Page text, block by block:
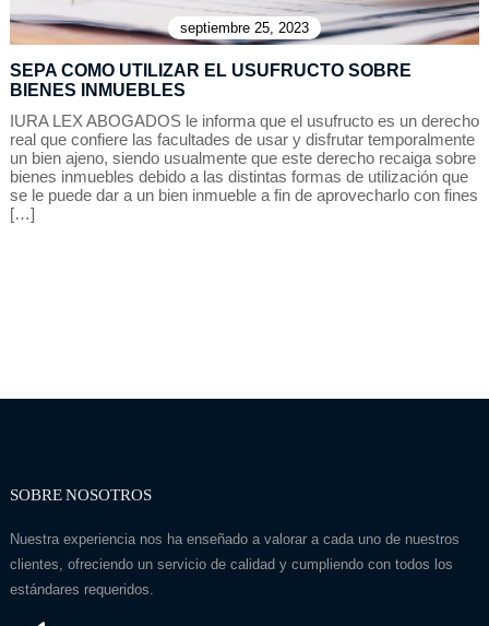
septiembre 25, 2023
SEPA COMO UTILIZAR EL USUFRUCTO SOBRE
BIENES INMUEBLES
IURA LEX ABOGADOS le informa que el usufructo es un derecho
real que confiere las facultades de usar y disfrutar temporalmente
un bien ajeno, siendo usualmente que este derecho recaiga sobre
bienes inmuebles debido a las distintas formas de utilización que
se le puede dar a un bien inmueble a fin de aprovecharlo con fines
[…]
SOBRE NOSOTROS
Nuestra experiencia nos ha enseñado a valorar a cada uno de nuestros
clientes, ofreciendo un servicio de calidad y cumpliendo con todos los
estándares requeridos.